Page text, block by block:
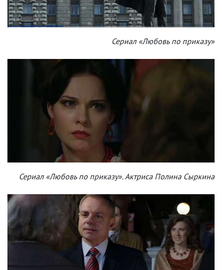
Сериал «Любовь по приказу»
Сериал «Любовь по приказу». Актриса Полина Сыркина